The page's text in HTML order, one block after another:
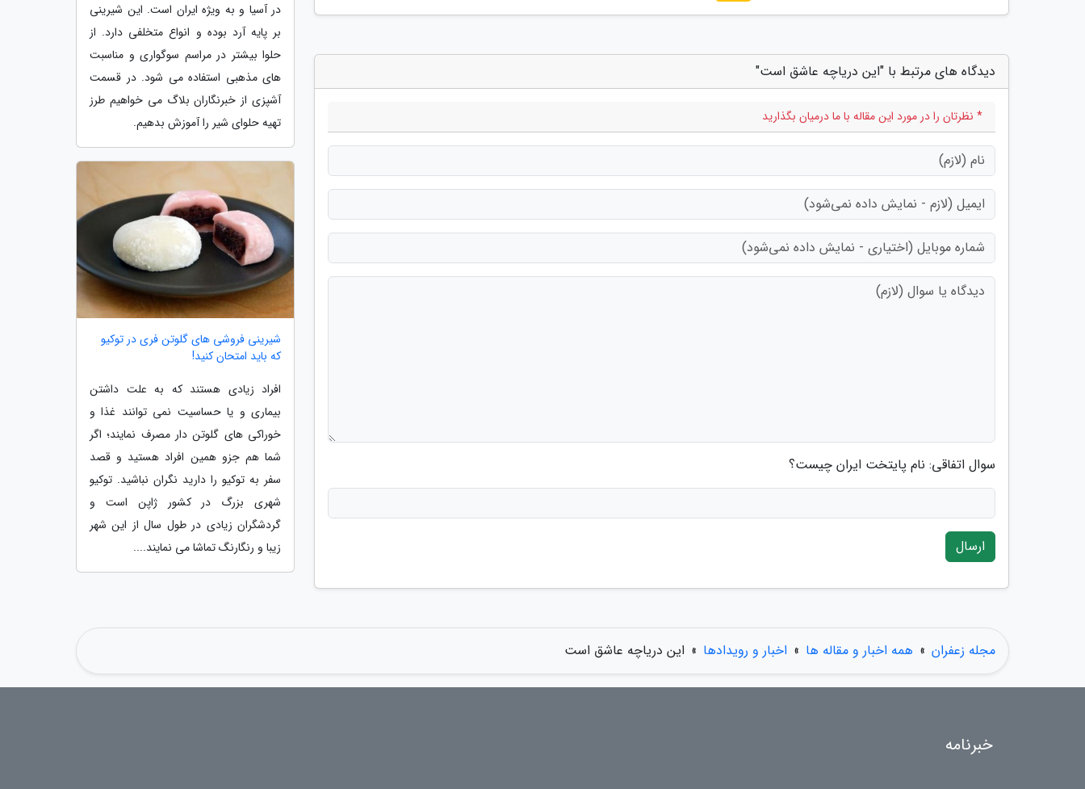
دیدگاه های مرتبط با "این دریاچه عاشق است"
* نظرتان را در مورد این مقاله با ما درمیان بگذارید
سوال اتفاقی: نام پایتخت ایران چیست؟
ارسال
در آسیا و به ویژه ایران است. این شیرینی
بر پایه آرد بوده و انواع متخلفی دارد. از
حلوا بیشتر در مراسم سوگواری و مناسبت
های مذهبی استفاده می شود. در قسمت
آشپزی از خبرنگاران بلاگ می خواهیم طرز
تهیه حلوای شیر را آموزش بدهیم.
شیرینی فروشی های گلوتن فری در توکیو
که باید امتحان کنید!
افراد زیادی هستند که به علت داشتن
بیماری و یا حساسیت نمی توانند غذا و
خوراکی های گلوتن دار مصرف نمایند؛ اگر
شما هم جزو همین افراد هستید و قصد
سفر به توکیو را دارید نگران نباشید. توکیو
شهری بزرگ در کشور ژاپن است و
گردشگران زیادی در طول سال از این شهر
زیبا و رنگارنگ تماشا می نمایند....
مجله زعفران » همه اخبار و مقاله ها » اخبار و رویدادها » این دریاچه عاشق است
خبرنامه